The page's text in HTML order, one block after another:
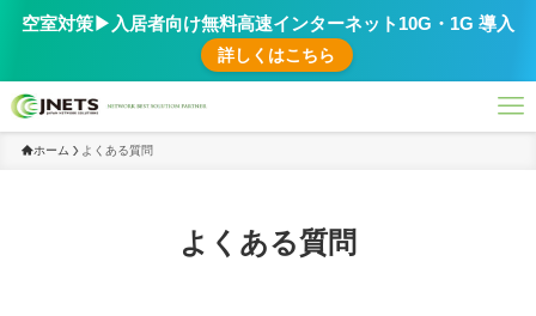
空室対策▶︎入居者向け無料高速インターネット10G・1G 導入
詳しくはこちら
ホーム よくある質問
よくある質問